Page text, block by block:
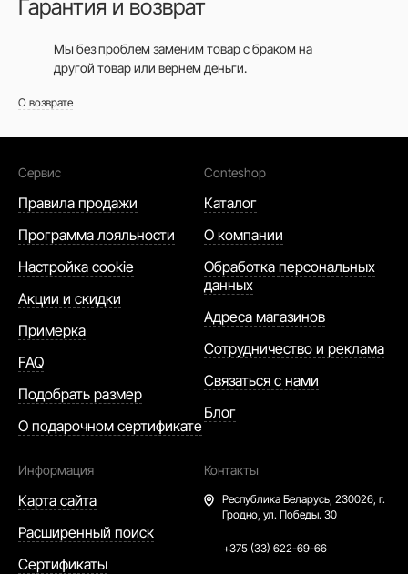
Гарантия и возврат
Мы без проблем заменим товар с браком на
другой товар или вернем деньги.
О возврате
Сервис
Правила продажи
Программа лояльности
Настройка cookie
Акции и скидки
Примерка
FAQ
Подобрать размер
О подарочном сертификате
Conteshop
Каталог
О компании
Обработка персональных
данных
Адреса магазинов
Сотрудничество и реклама
Связаться с нами
Блог
Информация
Карта сайта
Расширенный поиск
Сертификаты
Контакты
Республика Беларусь, 230026, г.
Гродно, ул. Победы. 30
+375 (33) 622-69-66